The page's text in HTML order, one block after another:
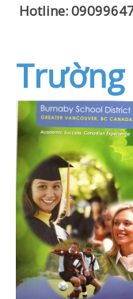
Hotline:
Trường